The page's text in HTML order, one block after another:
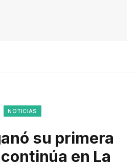
NOTICIAS
su primera
en La